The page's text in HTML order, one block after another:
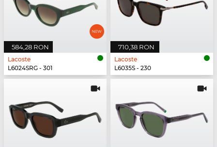
584,28 RON
Lacoste
L6024SRG - 301
710,38 RON
Lacoste
L6035S - 230